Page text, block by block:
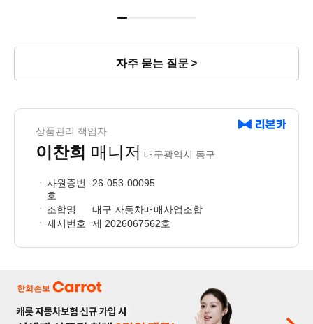
자주 묻는 질문
상품관리 책임자
이찬희 매니저 대구광역시 동구
사원증번
호
26-053-00095
조합명
대구 자동차매매사업조합
제시번호
제 2026067562호